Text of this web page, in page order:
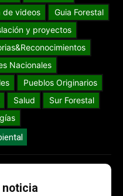
de videos
Guia Forestal
y proyectos
Nacionales
Pueblos Originarios
Salud
Sur Forestal
noticia